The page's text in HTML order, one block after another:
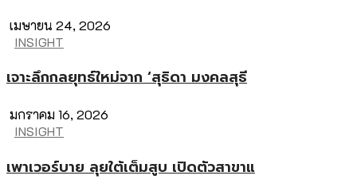
เมษายน 24, 2026
INSIGHT
เจาะลึกกลยุทธ์ใหม่จาก ‘สุธิดา มงคลสุธี
มกราคม 16, 2026
INSIGHT
เพาเวอร์บาย ลุยใต้เต็มสูบ เปิดตัวสาขาแ